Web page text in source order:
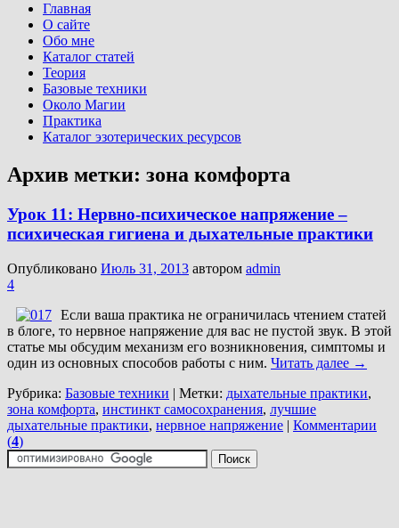
Главная
О сайте
Обо мне
Каталог статей
Теория
Базовые техники
Около Магии
Практика
Каталог эзотерических ресурсов
Архив метки: зона комфорта
Урок 11: Нервно-психическое напряжение –
психическая гигиена и дыхательные практики
Опубликовано Июль 31, 2013 автором admin
4
Если ваша практика не ограничилась чтением статей
в блоге, то нервное напряжение для вас не пустой звук. В этой
статье мы обсудим механизм его возникновения, симптомы и
один из основных способов работы с ним. Читать далее →
Рубрика: Базовые техники | Метки: дыхательные практики,
зона комфорта, инстинкт самосохранения, лучшие
дыхательные практики, нервное напряжение | Комментарии
(4)